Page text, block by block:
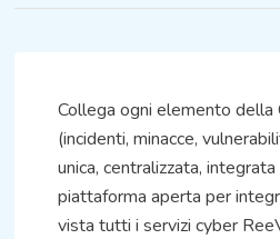
Collega ogni elemento della
(incidenti, minacce,
unica, centralizzata,
piattaforma aperta per
vista tutti i servizi cyber